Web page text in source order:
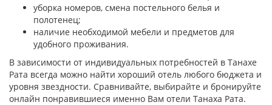
уборка номеров, смена постельного белья и
полотенец;
наличие необходимой мебели и предметов для
удобного проживания.
В зависимости от индивидуальных потребностей в Танахе
Рата всегда можно найти хороший отель любого бюджета и
уровня звездности. Сравнивайте, выбирайте и бронируйте
онлайн понравившиеся именно Вам отели Танаха Рата.